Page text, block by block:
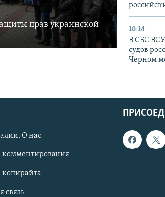
прав украинской
10:14
В СБС
судов
Черном
О нас
комментирования
копирайта
связь